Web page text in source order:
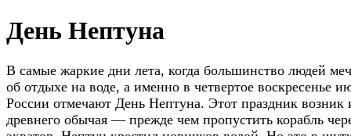
День Нептуна
В самые жаркие дни лета, когда большинство людей
об отдыхе на воде, а именно в четвертое воскресенье
России отмечают День Нептуна. Этот праздник возник
древнего обычая — прежде чем пропустить корабль